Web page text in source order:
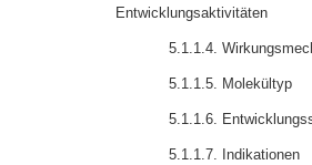
Entwicklungsaktivitäten
5.1.1.4.
5.1.1.5. Molekültyp
5.1.1.6.
5.1.1.7. Indikationen